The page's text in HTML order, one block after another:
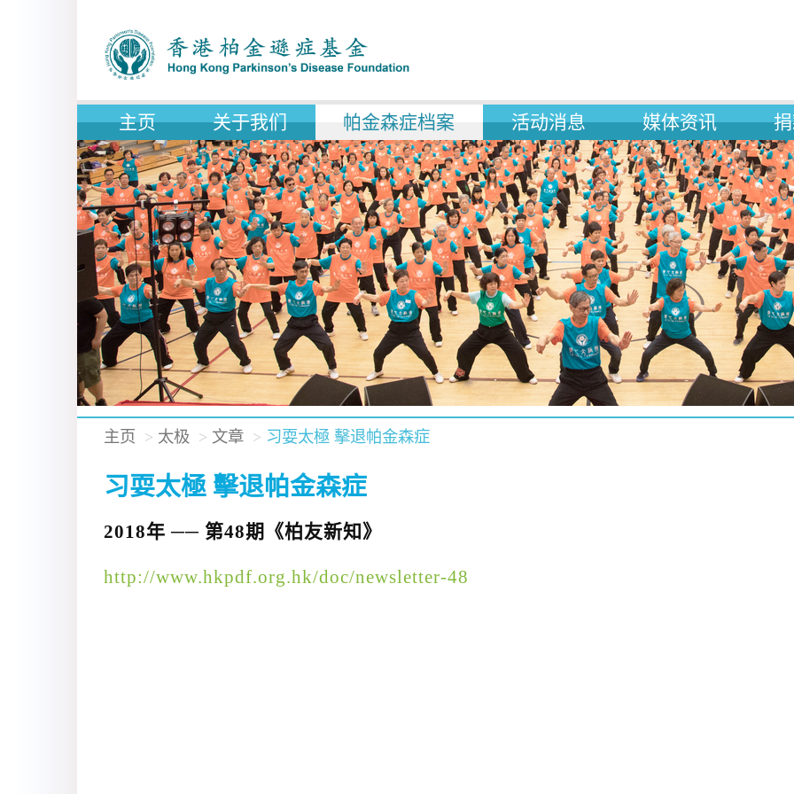
主页 关于我们 帕金森症档案 活动消息 媒体资讯
主页 太极 文章 习耍太極 擊退帕金森症
习耍太極 擊退帕金森症
2018年 ── 第48期《柏友新知》
http://www.hkpdf.org.hk/doc/newsletter-48